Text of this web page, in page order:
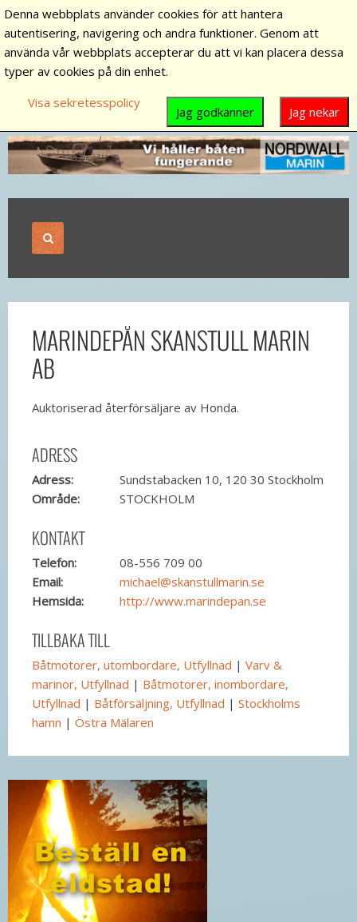
MARINDEPÅN SKANSTULL MARIN
AB
Auktoriserad återförsäljare av Honda.
ADRESS
Adress:
Sundstabacken 10, 120 30 Stockholm
Område:
STOCKHOLM
KONTAKT
Telefon:
08-556 709 00
Email:
michael@skanstullmarin.se
Hemsida:
http://www.marindepan.se
TILLBAKA TILL
Båtmotorer, utombordare, Utfyllnad | Varv &
marinor, Utfyllnad | Båtmotorer, inombordare,
Utfyllnad | Båtförsäljning, Utfyllnad | Stockholms
hamn | Östra Mälaren
Denna webbplats använder cookies för att hantera
autentisering, navigering och andra funktioner. Genom att
använda vår webbplats accepterar du att vi kan placera dessa
typer av cookies på din enhet.
Visa sekretesspolicy
Jag nekar
Jag godkänner